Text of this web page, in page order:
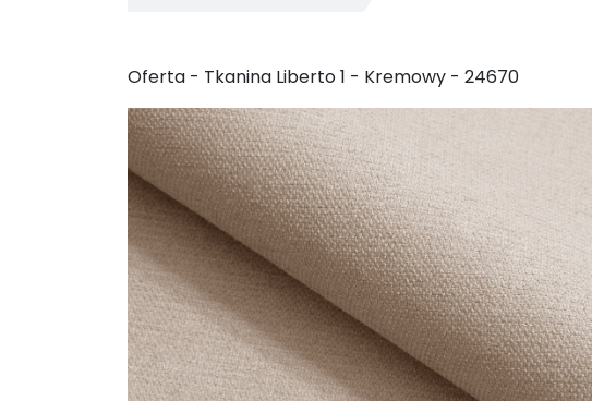
Oferta - Tkanina Liberto1 - Kremowy - 24670